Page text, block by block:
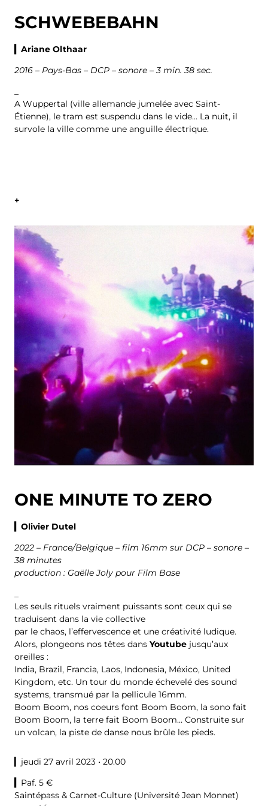
SCHWEBEBAHN
▎Ariane Olthaar
2016 – Pays-Bas – DCP – sonore – 3 min. 38 sec.
A Wuppertal (ville allemande jumelée avec Saint-
Étienne), le tram est suspendu dans le vide… La nuit, il
survole la ville comme une anguille électrique.
+
ONE MINUTE TO ZERO
▎Olivier Dutel
2022 – France/Belgique – film 16mm sur DCP – sonore –
38 minutes
production : Gaëlle Joly pour Film Base
Les seuls rituels vraiment puissants sont ceux qui se
traduisent dans la vie collective
par le chaos, l’effervescence et une créativité ludique.
Alors, plongeons nos têtes dans Youtube jusqu’aux
oreilles :
India, Brazil, Francia, Laos, Indonesia, México, United
Kingdom, etc. Un tour du monde échevelé des sound
systems, transmué par la pellicule 16mm.
Boom Boom, nos coeurs font Boom Boom, la sono fait
Boom Boom, la terre fait Boom Boom… Construite sur
un volcan, la piste de danse nous brûle les pieds.
▎jeudi 27 avril 2023 • 20.00
Paf. 5 €
Saintépass & Carnet-Culture (Université Jean Monnet)